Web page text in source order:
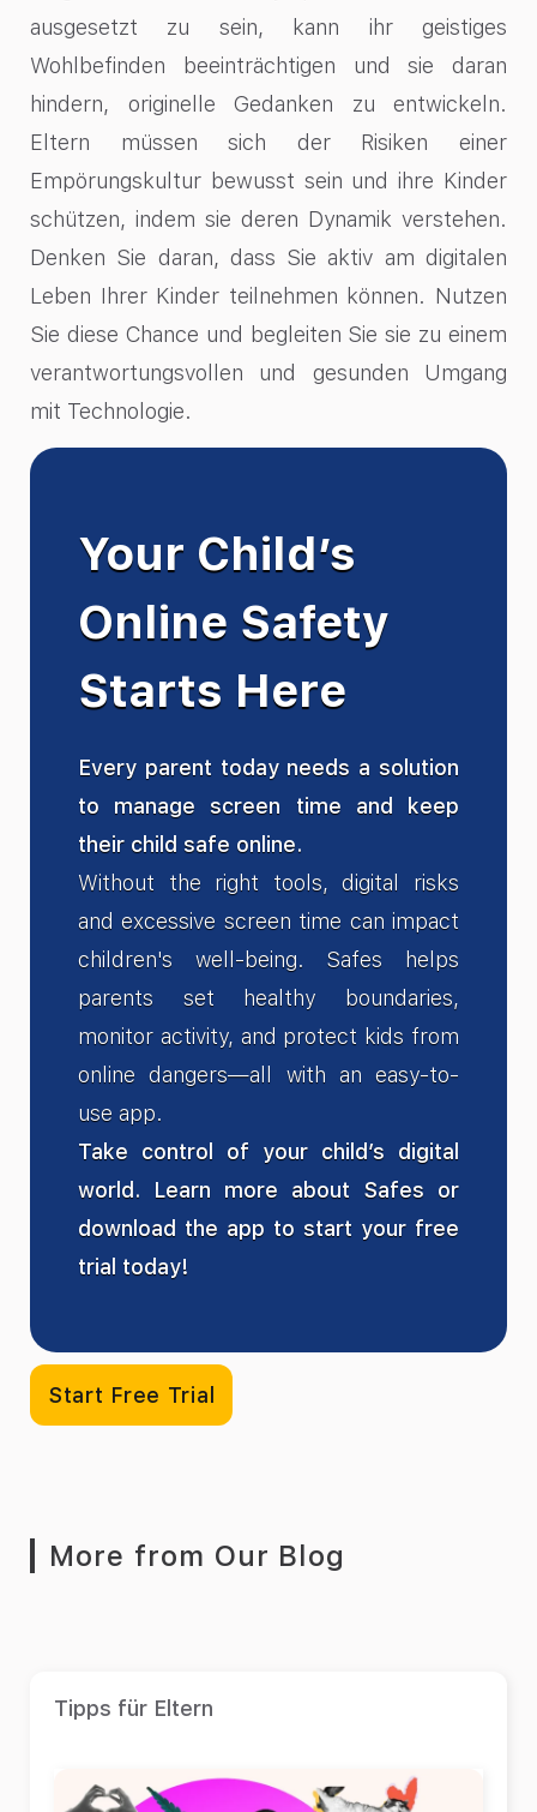
ausgesetzt zu sein, kann ihr geistiges
Wohlbefinden beeinträchtigen und sie daran
hindern, originelle Gedanken zu entwickeln.
Eltern müssen sich der Risiken einer
Empörungskultur bewusst sein und ihre Kinder
schützen, indem sie deren Dynamik verstehen.
Denken Sie daran, dass Sie aktiv am digitalen
Leben Ihrer Kinder teilnehmen können. Nutzen
Sie diese Chance und begleiten Sie sie zu einem
verantwortungsvollen und gesunden Umgang
mit Technologie.
Your Child’s
Online Safety
Starts Here
Every parent today needs a solution
to manage screen time and keep
their child safe online.
Without the right tools, digital risks
and excessive screen time can impact
children's well-being. Safes helps
parents set healthy boundaries,
monitor activity, and protect kids from
online dangers—all with an easy-to-
use app.
Take control of your child’s digital
world. Learn more about Safes or
download the app to start your free
trial today!
Start Free Trial
More from Our Blog
Tipps für Eltern